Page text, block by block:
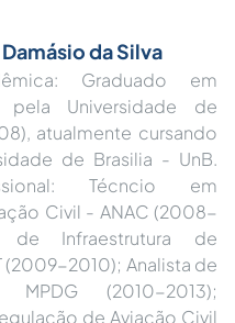
da Silva
Graduado em
pela Universidade de
atualmente cursando
de Brasilia - UnB.
Técncio em
Civil - ANAC (2008-
de Infraestrutura de
(2009-2010); Analista de
(2010-2013);
de Aviação Civil